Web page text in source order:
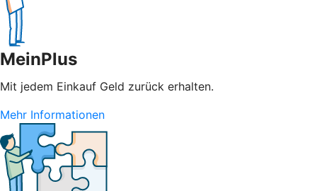
MeinPlus
Mit jedem Einkauf Geld zurück erhalten.
Mehr Informationen